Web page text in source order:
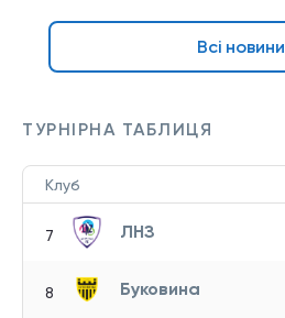
Всі новини
ТУРНІРНА ТАБЛИЦЯ
Клуб
7 ЛНЗ
8 Буковина